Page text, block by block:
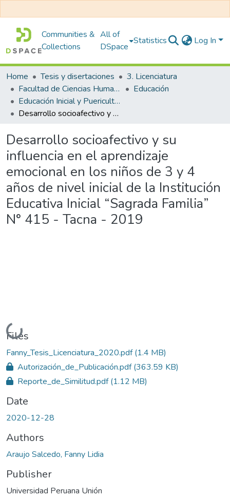
Communities &
Collections
All of
DSpace
Statistics Log In
Home Tesis y disertaciones
3. Licenciatura
Facultad de Ciencias Humanas y Educación
Educación
Educación Inicial y Puericultura
Desarrollo socioafectivo y su influencia en el aprendizaje emocional en los niños de 3 y 4 años de nivel inicial de la Institución Educativa Inicial “Sagrada Familia” N° 415 - Tacna - 2019
Desarrollo socioafectivo y su
influencia en el aprendizaje
emocional en los niños de 3 y 4
años de nivel inicial de la Institución
Educativa Inicial “Sagrada Familia”
N° 415 - Tacna - 2019
Loading...
Files
Fanny_Tesis_Licenciatura_2020.pdf(1.4 MB)
Autorización_de_Publicación.pdf(363.59 KB)
Reporte_de_Similitud.pdf(1.12 MB)
Date
2020-12-28
Authors
Araujo Salcedo, Fanny Lidia
Publisher
Universidad Peruana Unión